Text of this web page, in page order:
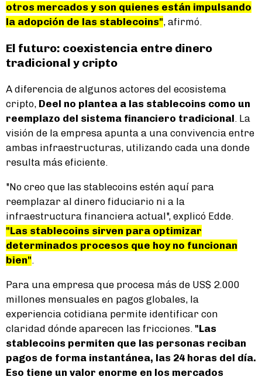
otros mercados y son quienes están impulsando
la adopción de las stablecoins", afirmó.
El futuro: coexistencia entre dinero
tradicional y cripto
A diferencia de algunos actores del ecosistema
cripto, Deel no plantea a las stablecoins como un
reemplazo del sistema financiero tradicional . La
visión de la empresa apunta a una convivencia entre
ambas infraestructuras, utilizando cada una donde
resulta más eficiente.
"No creo que las stablecoins estén aquí para
reemplazar al dinero fiduciario ni a la
infraestructura financiera actual", explicó Edde.
"Las stablecoins sirven para optimizar
determinados procesos que hoy no funcionan
bien"
Para una empresa que procesa más de US$ 2.000
millones mensuales en pagos globales, la
experiencia cotidiana permite identificar con
claridad dónde aparecen las fricciones. "Las
stablecoins permiten que las personas reciban
pagos de forma instantánea, las 24 horas del día.
Eso tiene un valor enorme en los mercados